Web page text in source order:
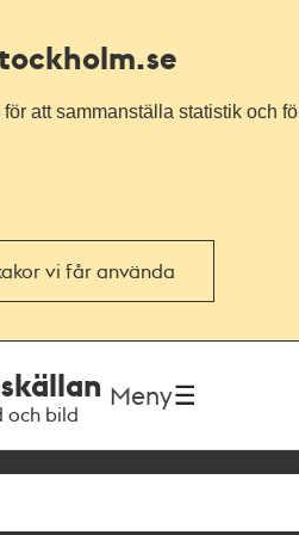
att sammanställa statistik och
vi får använda
och bild
Meny